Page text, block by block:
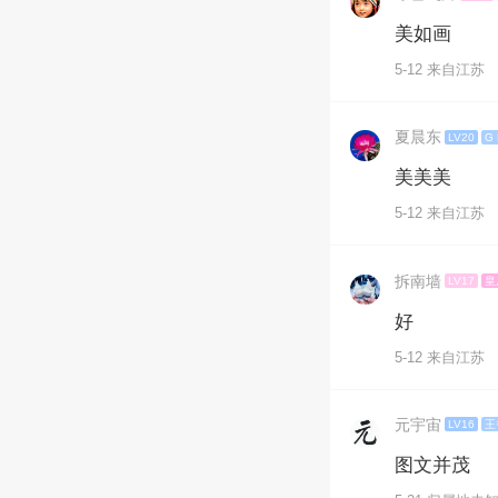
美如画
5-12 来自江苏
夏晨东 LV20 G
美美美
5-12 来自江苏
拆南墙 LV17 皇
好
5-12 来自江苏
元宇宙 LV16 王
图文并茂